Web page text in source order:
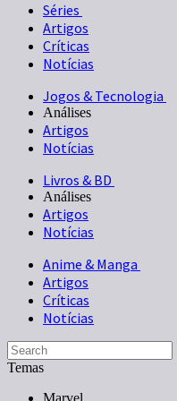
Séries
Artigos
Críticas
Notícias
Jogos & Tecnologia
Análises
Artigos
Notícias
Livros & BD
Análises
Artigos
Notícias
Anime & Manga
Artigos
Críticas
Notícias
Temas
Marvel